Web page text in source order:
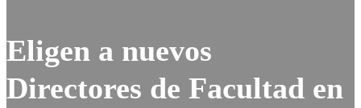
Eligen a nuevos
Directores de Facultad en